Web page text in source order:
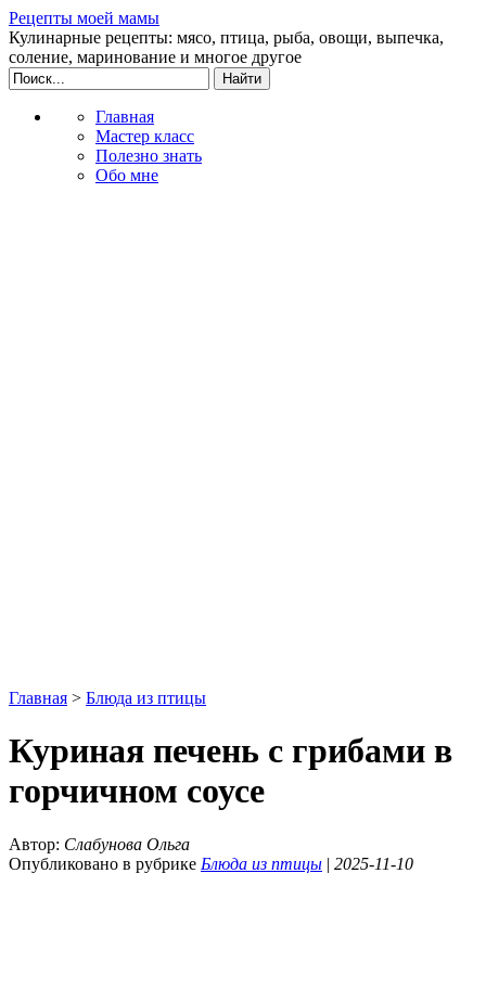
Рецепты моей мамы
Кулинарные рецепты: мясо, птица, рыба, овощи, выпечка,
соление, маринование и многое другое
Главная
Мастер класс
Полезно знать
Обо мне
Главная > Блюда из птицы
Куриная печень с грибами в
горчичном соусе
Автор: Слабунова Ольга
Опубликовано в рубрике Блюда из птицы | 2025-11-10